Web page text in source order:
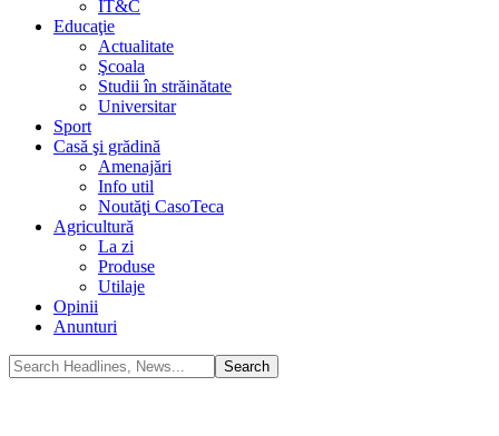
IT&C
Educaţie
Actualitate
Şcoala
Studii în străinătate
Universitar
Sport
Casă şi grădină
Amenajări
Info util
Noutăţi CasoTeca
Agricultură
La zi
Produse
Utilaje
Opinii
Anunturi